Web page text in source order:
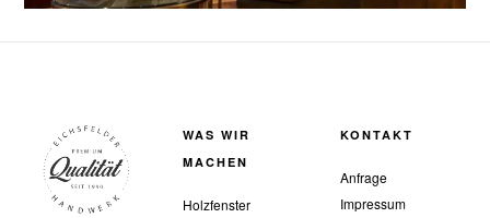
WAS WIR
MACHEN
Holzfenster
KONTAKT
Anfrage
Impressum